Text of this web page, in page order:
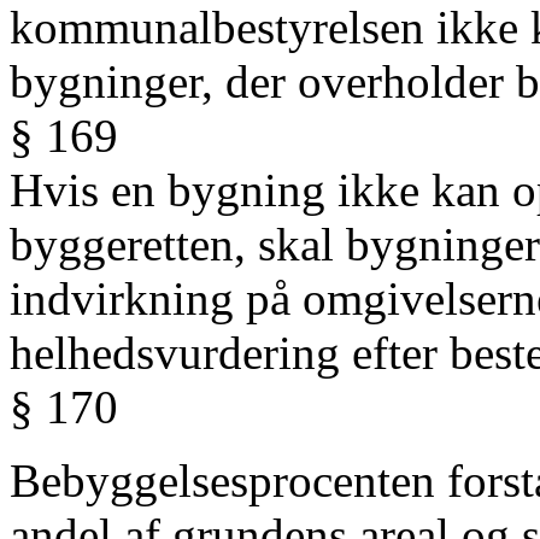
kommunalbestyrelsen ikke
bygninger, der overholder
§ 169
Hvis en bygning ikke kan
byggeretten, skal
indvirkning på
helhedsvurdering efter
§ 170
Bebyggelsesprocenten